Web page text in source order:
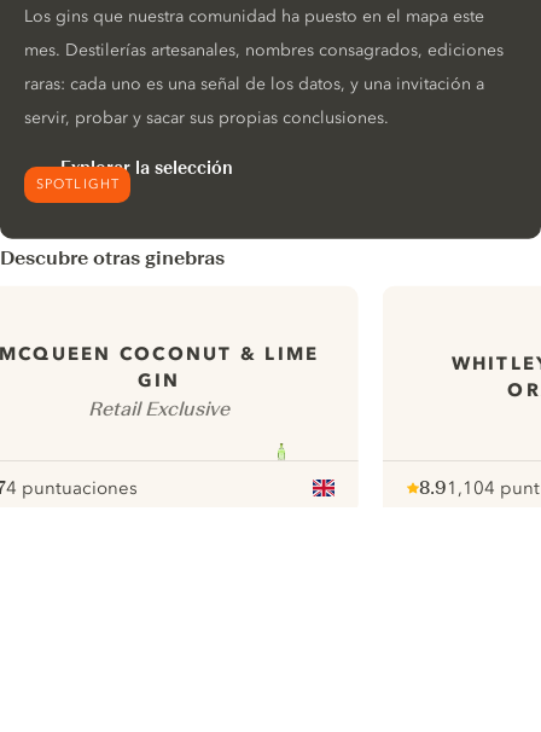
SPOTLIGHT
Los gins que nuestra comunidad ha puesto en el mapa este
mes. Destilerías artesanales, nombres consagrados, ediciones
raras: cada uno es una señal de los datos, y una invitación a
servir, probar y sacar sus propias conclusiones.
Explorar la selección
Descubre otras ginebras
COCONUT & LIME
GIN
Retail Exclusive
:
pour
4 puntuaciones
8.91,104